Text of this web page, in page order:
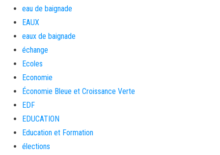
eau de baignade
EAUX
eaux de baignade
échange
Ecoles
Economie
Économie Bleue et Croissance Verte
EDF
EDUCATION
Education et Formation
élections